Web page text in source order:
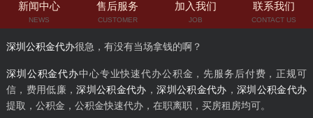
新闻中心
NEWS
售后服务
CUSTOMER
加入我们
JOB
联系我们
CONTACT US
深圳公积金代办很急，有没有当场拿钱的啊？
深圳公积金代办中心专业快速代办公积金，先服务后付费，正规可
信，费用低廉，深圳公积金代办 ，深圳公积金代办 ， 深圳公积金代办
提取，公积金，公积金快速代办，在职离职，买房租房均可。